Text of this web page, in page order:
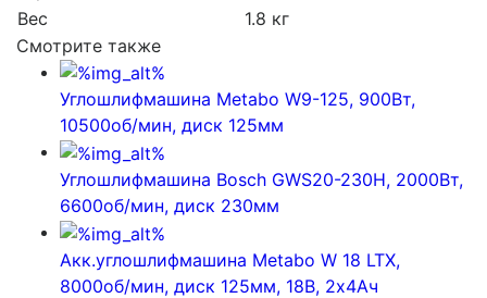
Вес
1.8 кг
Смотрите также
Углошлифмашина Metabo W9-125, 900Вт,
10500об/мин, диск 125мм
Углошлифмашина Bosch GWS20-230H, 2000Вт,
6600об/мин, диск 230мм
Акк.углошлифмашина Metabo W 18 LTX,
8000об/мин, диск 125мм, 18В, 2х4Ач